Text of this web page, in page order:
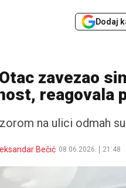
Dodaj
zavezao
reagovala
na ulici odmah
Bečić 08.06.2026. 21:48